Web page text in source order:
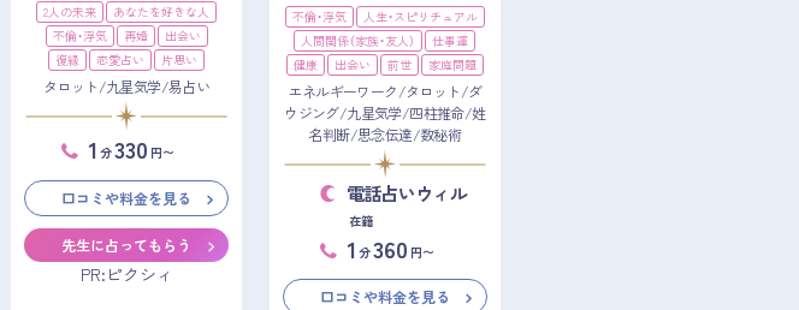
2人の未来
あなたを好きな人
不倫・浮気
再婚
出会い
復縁
恋愛占い 片思い
タロット/九星気学/易占い
1 分330 円〜
口コミや料金を見る
先生に占ってもらう
PR:ピクシィ
不倫・浮気
人生・スピリチュアル
人間関係（家族・友人）
仕事運
健康
出会い 前世 家庭問題
エネルギーワーク/タロット/ダ
ウジング/九星気学/四柱推命/姓
名判断/思念伝達/数秘術
電話占いウィル
在籍
1 分360 円〜
口コミや料金を見る